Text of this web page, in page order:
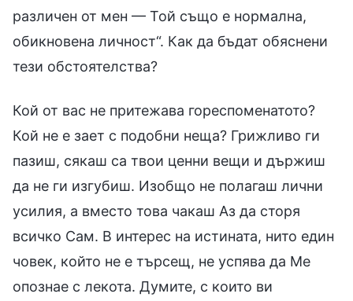
различен от мен — Той също е нормална,
обикновена личност“. Как да бъдат обяснени
тези обстоятелства?
Кой от вас не притежава гореспоменатото?
Кой не е зает с подобни неща? Грижливо ги
пазиш, сякаш са твои ценни вещи и държиш
да не ги изгубиш. Изобщо не полагаш лични
усилия, а вместо това чакаш Аз да сторя
всичко Сам. В интерес на истината, нито един
човек, който не е търсещ, не успява да Ме
опознае с лекота. Думите, с които ви